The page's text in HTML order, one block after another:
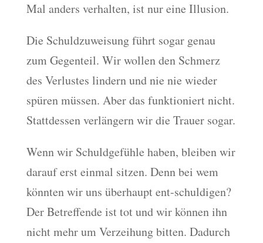
Mal anders verhalten, ist nur eine Illusion.
Die Schuldzuweisung führt sogar genau
zum Gegenteil. Wir wollen den Schmerz
des Verlustes lindern und nie nie wieder
spüren müssen. Aber das funktioniert nicht.
Stattdessen verlängern wir die Trauer sogar.
Wenn wir Schuldgefühle haben, bleiben wir
darauf erst einmal sitzen. Denn bei wem
könnten wir uns überhaupt ent-schuldigen?
Der Betreffende ist tot und wir können ihn
nicht mehr um Verzeihung bitten. Dadurch